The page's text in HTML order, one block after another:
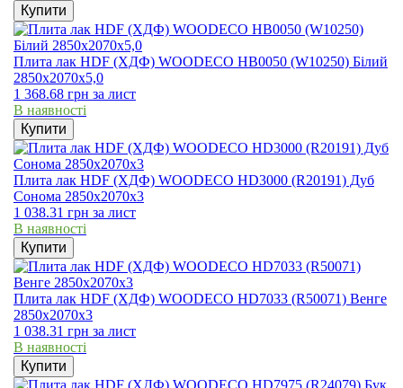
Купити
Плита лак HDF (ХДФ) WOODECO HB0050 (W10250) Білий
2850х2070х5,0
1 368.68 грн за лист
В наявності
Купити
Плита лак HDF (ХДФ) WOODECO HD3000 (R20191) Дуб
Сонома 2850х2070х3
1 038.31 грн за лист
В наявності
Купити
Плита лак HDF (ХДФ) WOODECO HD7033 (R50071) Венге
2850х2070х3
1 038.31 грн за лист
В наявності
Купити